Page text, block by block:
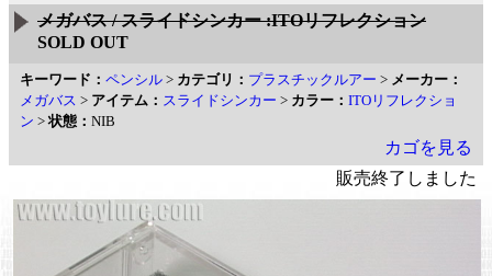
メガバス / スライドシンカー :ITOリフレクション
SOLD OUT
キーワード： ペンシル > カテゴリ： プラスチックルアー > メーカー：
メガバス > アイテム： スライドシンカー > カラー： ITOリフレクショ
ン >状態： NIB
カゴを見る
販売終了しました